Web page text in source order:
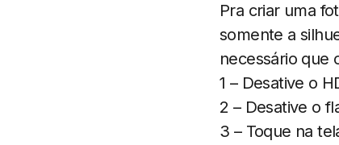
Pra criar uma
somente a
necessário que
1 – Desative o
2 – Desative o
3 – Toque na